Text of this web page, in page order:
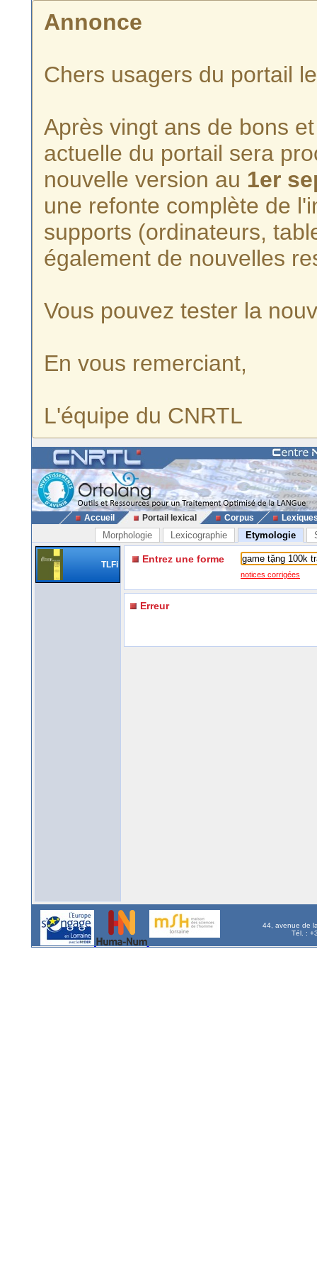
Annonce
Chers usagers du portail
Après vingt ans de bons
actuelle du portail sera
nouvelle version au 1er
une refonte complète de
supports (ordinateurs,
également de nouvelles
Vous pouvez tester la
En vous remerciant,
L'équipe du CNRTL
Accueil Portail lexical Corpus
Morphologie Lexicographie Etymologie
TLFi Entrez une forme
notices corrigées
Erreur
44, avenue de
Tél. :